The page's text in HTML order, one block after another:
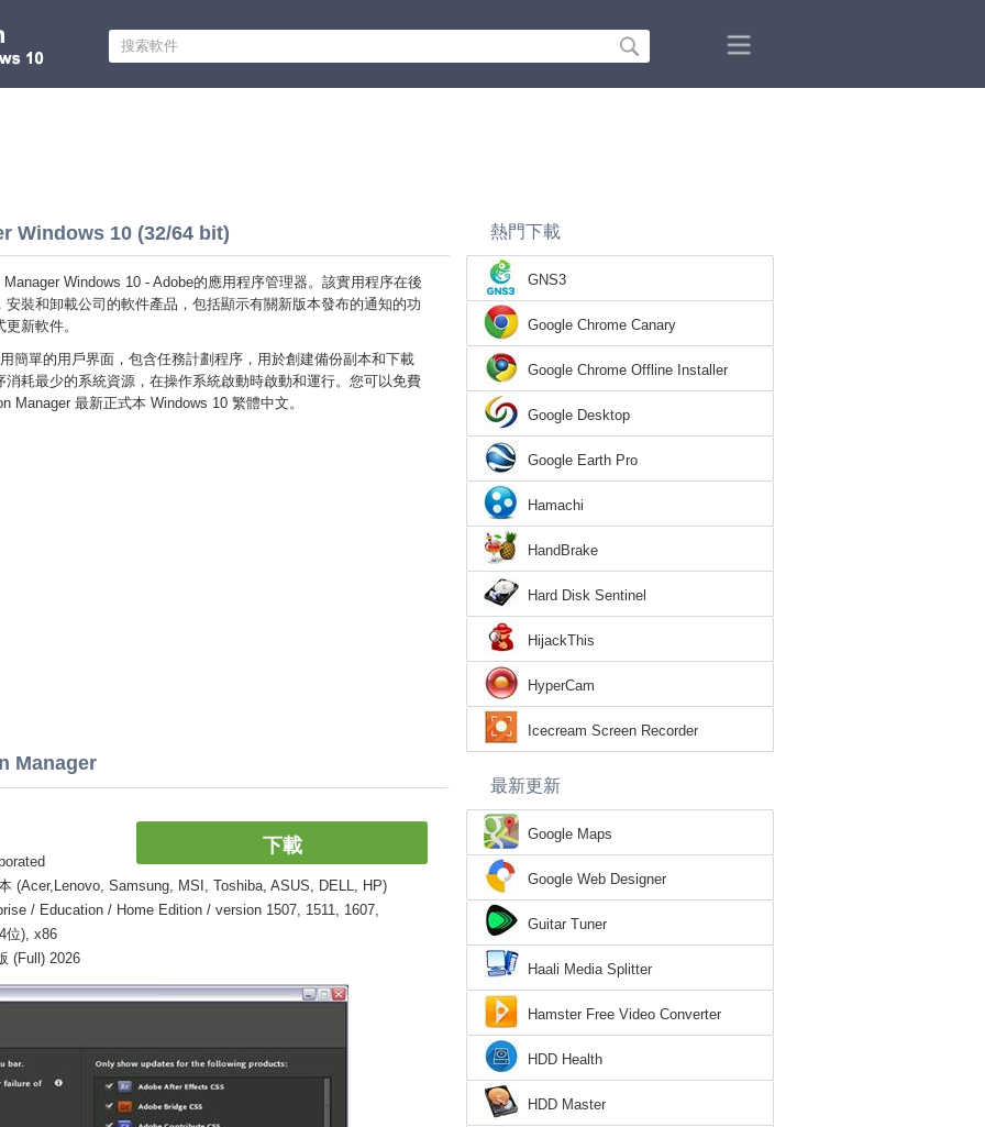
Windows 10 (32/64 bit)
Windows 10 - Adobe的應用程序管理器。該實用程序在後
安裝和卸載公司的軟件產品，包括顯示有關新版本發布的通知的功
新軟件。
簡單的用戶界面，包含任務計劃程序，用於創建備份副本和下載
消耗最少的系統資源，在操作系統啟動時啟動和運行。您可以免費
Manager 最新正式本 Windows 10 繁體中文。
Manager
下載
(Acer,Lenovo, Samsung, MSI, Toshiba, ASUS, DELL, HP)
/ Education / Home Edition / version 1507, 1511, 1607,
位), x86
(Full) 2026
熱門下載
GNS3
Google Chrome Canary
Google Chrome Offline Installer
Google Desktop
Google Earth Pro
Hamachi
HandBrake
Hard Disk Sentinel
HijackThis
HyperCam
Icecream Screen Recorder
最新更新
Google Maps
Google Web Designer
Guitar Tuner
Haali Media Splitter
Hamster Free Video Converter
HDD Health
HDD Master